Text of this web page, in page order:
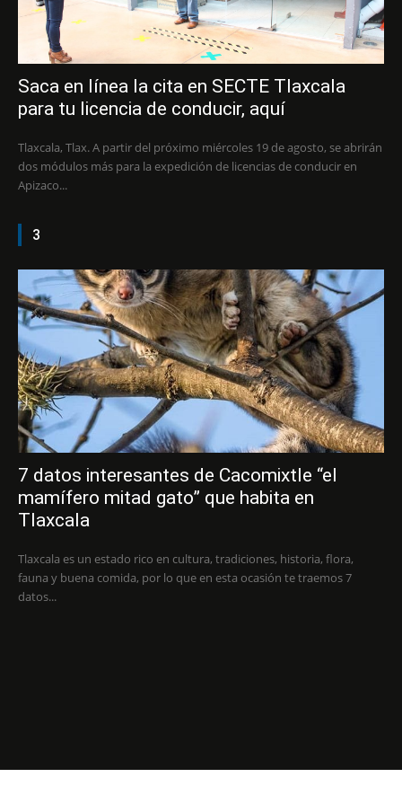
Saca en línea la cita en SECTE Tlaxcala
para tu licencia de conducir, aquí
Tlaxcala, Tlax. A partir del próximo miércoles 19 de agosto, se abrirán
dos módulos más para la expedición de licencias de conducir en
Apizaco...
3
7 datos interesantes de Cacomixtle “el
mamífero mitad gato” que habita en
Tlaxcala
Tlaxcala es un estado rico en cultura, tradiciones, historia, flora,
fauna y buena comida, por lo que en esta ocasión te traemos 7
datos...